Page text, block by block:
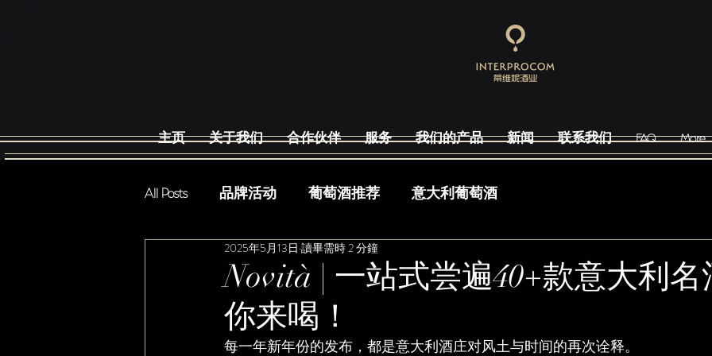
主页 关于我们 合作伙伴 服务 我们的产品 新闻 联系我们 FAQ More
All Posts 品牌活动 葡萄酒推荐 意大利葡萄酒
Novità | 一站式尝遍40+款意大利
你来喝！
2025年5月13日 讀畢需時 2 分鐘
每一年新年份的发布，都是意大利酒庄对风土与时间的再次诠释。